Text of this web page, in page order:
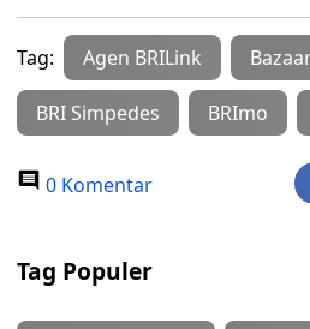
Tag: Agen BRILink
BRI Simpedes BRImo
0 Komentar
Tag Populer